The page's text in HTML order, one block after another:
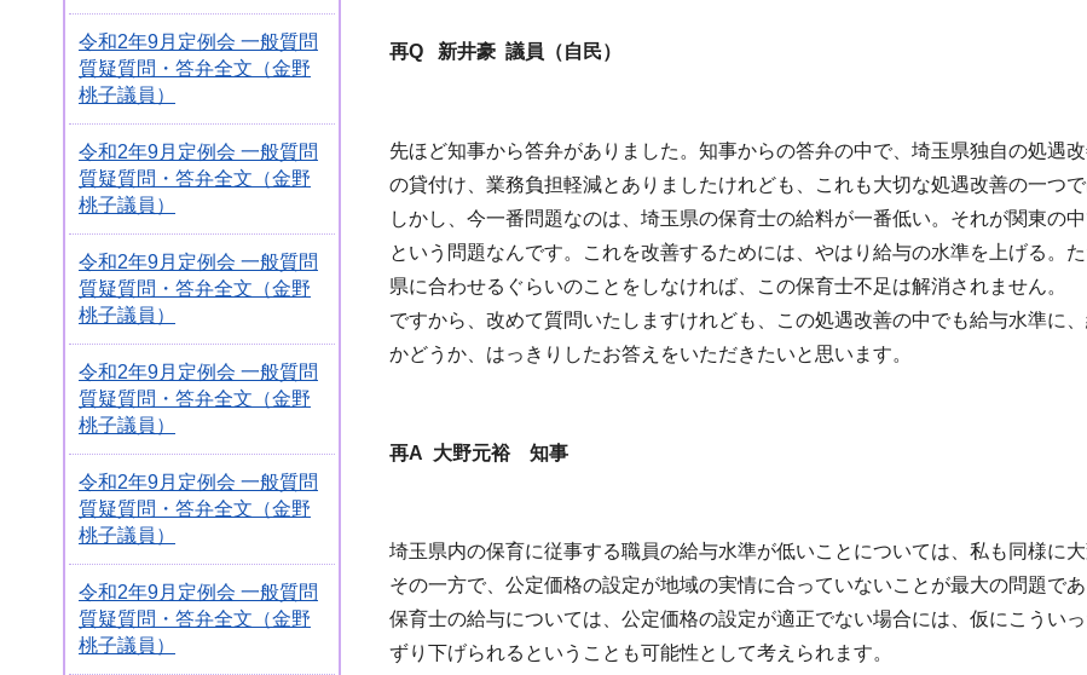
令和2年9月定例会 一般質問
質疑質問・答弁全文（金野
桃子議員）
令和2年9月定例会 一般質問
質疑質問・答弁全文（金野
桃子議員）
令和2年9月定例会 一般質問
質疑質問・答弁全文（金野
桃子議員）
令和2年9月定例会 一般質問
質疑質問・答弁全文（金野
桃子議員）
令和2年9月定例会 一般質問
質疑質問・答弁全文（金野
桃子議員）
令和2年9月定例会 一般質問
質疑質問・答弁全文（金野
桃子議員）
再Q 新井豪 議員（自民）
先ほど知事から答弁がありました。知事からの答弁の中で、埼玉県独自の処遇
の貸付け、業務負担軽減とありましたけれども、これも大切な処遇改善の一つで
しかし、今一番問題なのは、埼玉県の保育士の給料が一番低い。それが関東の
という問題なんです。これを改善するためには、やはり給与の水準を上げる。
県に合わせるぐらいのことをしなければ、この保育士不足は解消されません。
ですから、改めて質問いたしますけれども、この処遇改善の中でも給与水準に
かどうか、はっきりしたお答えをいただきたいと思います。
再A 大野元裕 知事
埼玉県内の保育に従事する職員の給与水準が低いことについては、私も同様に
その一方で、公定価格の設定が地域の実情に合っていないことが最大の問題で
保育士の給与については、公定価格の設定が適正でない場合には、仮にこうい
ずり下げられるということも可能性として考えられます。